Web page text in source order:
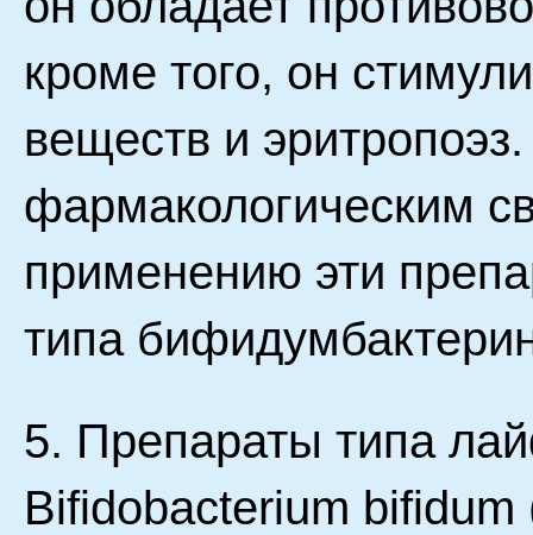
кроме того, он
веществ и
фармакологическим
применению эти
типа
5. Препараты типа
Bifidobacterium